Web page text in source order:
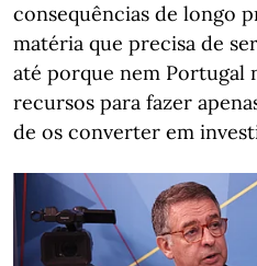
consequências de longo
matéria que precisa de
até porque nem Portugal
recursos para fazer
de os converter em